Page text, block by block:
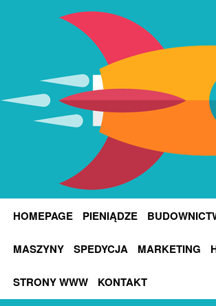
HOMEPAGE PIENIĄDZE
MASZYNY SPEDYCJA MARKETING
STRONY WWW KONTAKT